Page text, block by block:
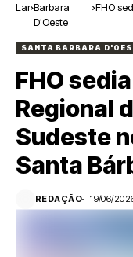
Lar Barbara
D'Oeste
FHO
SANTA BARBARA
FHO
Regional
Sudeste
Santa
REDAÇÃO 19/06/